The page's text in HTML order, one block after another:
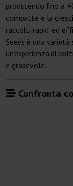
producendo fino a
compatte e la
raccolti rapidi ed
Seeds è una
un’esperienza di
e gradevole.
Confronta